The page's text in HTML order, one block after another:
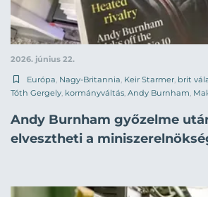
2026. június 22.
Európa Nagy-Britannia Keir Starmer brit
Tóth Gergely kormányváltás Andy Burnham
Andy Burnham győzelme
elvesztheti a